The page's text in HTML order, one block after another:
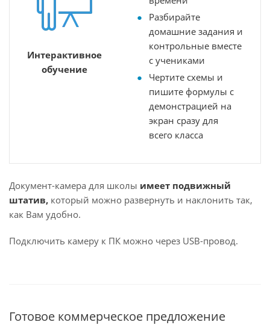
Интерактивное
обучение
Разбирайте
домашние задания и
контрольные вместе
с учениками
Чертите схемы и
пишите формулы с
демонстрацией на
экран сразу для
всего класса
Документ-камера для школы имеет подвижный
штатив, который можно развернуть и наклонить так,
как Вам удобно.
Подключить камеру к ПК можно через USB-провод.
Готовое коммерческое предложение